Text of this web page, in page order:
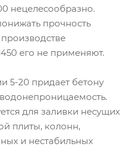
нецелесообразно.
прочность
его не применяют.
5-20 придает бетону
для заливки несущих
плиты, колонн,
и нестабильных